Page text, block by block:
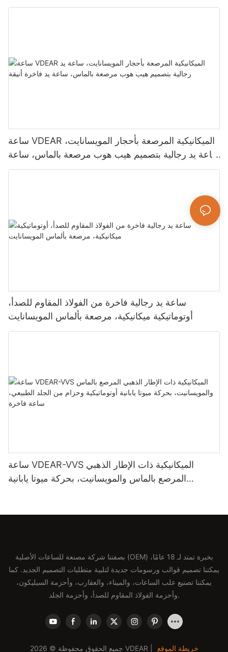
الاستخدامات.
ساعة VDEAR الميكانيكية المرصعة بأحجار المويسانايت،
ساعة يد رجالية بتصميم هيب هوب مرصعة بالماس، ساعة
يد فاخرة أنيقة
ساعة يد رجالية فاخرة من الفولاذ المقاوم للصدأ،
أوتوماتيكية ميكانيكية، مرصعة بألماس المويسانايت
ساعة VDEAR-VVS الميكانيكية ذات الإطار الذهبي
المرصع بالماس والمويسانيت، بحركة ميوتا يابانية
بصفتنا شركة مصنعة للساعات الأصلية (OEM) بخبرة تمتد لـ 18 عامًا،
يمكننا تصميم قوالب ورسومات جديدة لتلبية متطلبات التصميم الجديد. كما
يمكننا تصنيع علب الساعات، والميناء، والعقارب، وأحزمة السيليكون،
وأحزمة الفولاذ المقاوم للصدأ، وأحزمة الجلد.
جميع الحقوق محفوظة © 2026 VDEAR | خريطة الموقع